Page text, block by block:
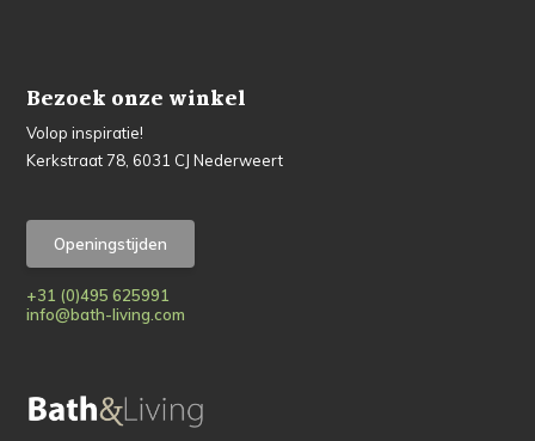
Bezoek onze winkel
Volop inspiratie!
Kerkstraat 78, 6031 CJ Nederweert
Openingstijden
+31 (0)495 625991
info@bath-living.com